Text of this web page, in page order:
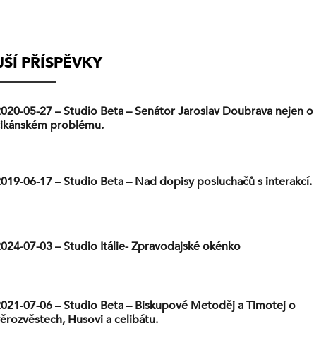
PŘÍSPĚVKY
05-27 – Studio Beta – Senátor Jaroslav Doubrava nejen o
problému.
06-17 – Studio Beta – Nad dopisy posluchačů s interakcí.
07-03 – Studio Itálie- Zpravodajské okénko
07-06 – Studio Beta – Biskupové Metoděj a Timotej o
Husovi a celibátu.